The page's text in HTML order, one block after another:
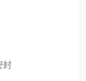
封